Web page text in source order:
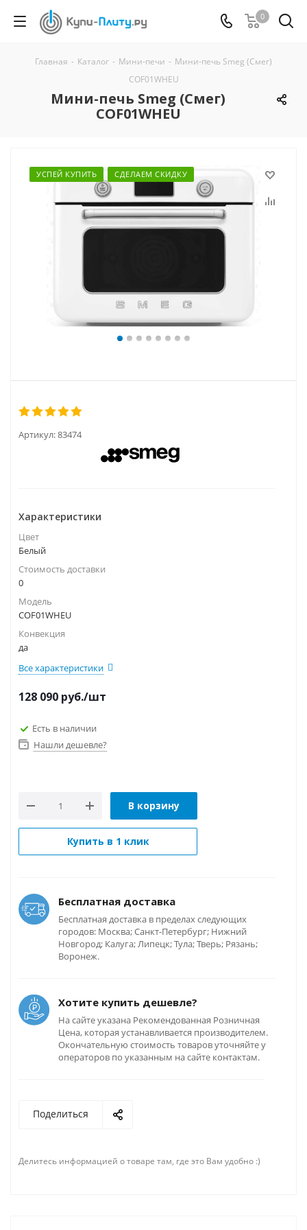
0
Главная - Каталог - Мини-печи - Мини-печь Smeg (Смег)
COF01WHEU
Мини-печь Smeg (Смег)
COF01WHEU
УСПЕЙ КУПИТЬ СДЕЛАЕМ СКИДКУ
Артикул:83474
Характеристики
Цвет
Белый
Стоимость доставки
0
Модель
COF01WHEU
Конвекция
да
Все характеристики
128 090 руб./шт
Есть в наличии
Нашли дешевле?
В корзину
Купить в 1 клик
Бесплатная доставка
Бесплатная доставка в пределах следующих
городов: Москва; Санкт-Петербург; Нижний
Новгород; Калуга; Липецк; Тула; Тверь; Рязань;
Воронеж.
Хотите купить дешевле?
На сайте указана Рекомендованная Розничная
Цена, которая устанавливается производителем.
Окончательную стоимость товаров уточняйте у
операторов по указанным на сайте контактам.
Поделиться
Делитесь информацией о товаре там, где это Вам удобно :)